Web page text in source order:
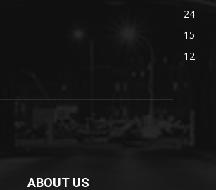
24
15
12
ABOUT US